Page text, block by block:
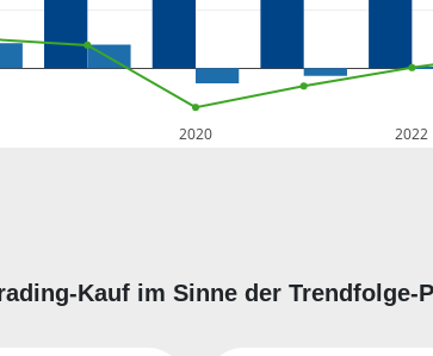
2020 2022
Kauf im Sinne der Trendfolge-